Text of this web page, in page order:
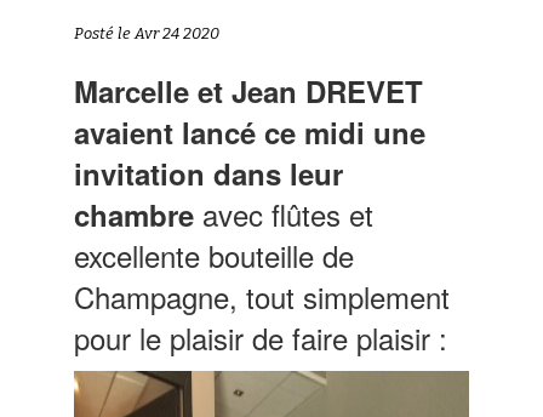
Posté le Avr 24 2020
Marcelle et Jean DREVET
avaient lancé ce midi une
invitation dans leur
chambre avec flûtes et
excellente bouteille de
Champagne, tout simplement
pour le plaisir de faire plaisir :